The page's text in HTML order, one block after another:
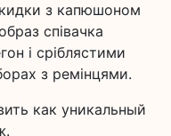
з капюшоном
співачка
і сріблястими
з ремінцями.
как уникальный